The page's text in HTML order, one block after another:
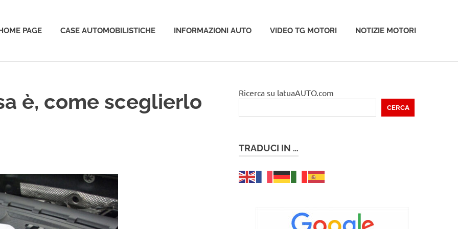
PAGE CASE AUTOMOBILISTICHE INFORMAZIONI AUTO VIDEO TG MOTORI NOTIZIE MOTORI
è, come sceglierlo
Ricerca su latuaAUTO.com
CERCA
TRADUCI IN …